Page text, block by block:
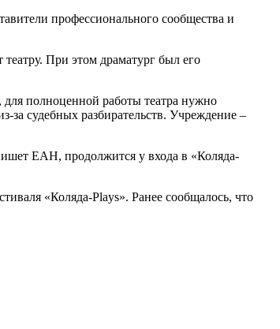
профессионального сообщества и
При этом драматург был его
для полноценной работы театра нужно
за судебных разбирательств. Учреждение –
ЕАН, продолжится у входа в «Коляда-
«Коляда-Plays». Ранее сообщалось, что